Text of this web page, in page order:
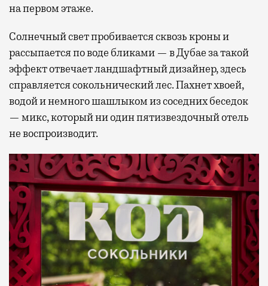
на первом этаже.
Солнечный свет пробивается сквозь кроны и
рассыпается по воде бликами — в Дубае за такой
эффект отвечает ландшафтный дизайнер, здесь
справляется сокольнический лес. Пахнет хвоей,
водой и немного шашлыком из соседних беседок
— микс, который ни один пятизвездочный отель
не воспроизводит.